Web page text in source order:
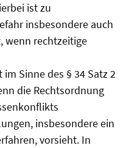
ist zu
insbesondere auch
wenn rechtzeitige
Sinne des § 34 Satz 2
die Rechtsordnung
insbesondere ein
vorsieht. In